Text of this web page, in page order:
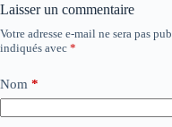
Laisser un commentaire
Votre adresse e-mail ne sera pas
indiqués avec *
Nom *